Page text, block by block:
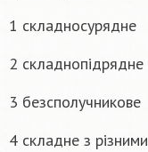
1 складносурядне
2 складнопідрядне
3 безсполучникове
4 складне з різними